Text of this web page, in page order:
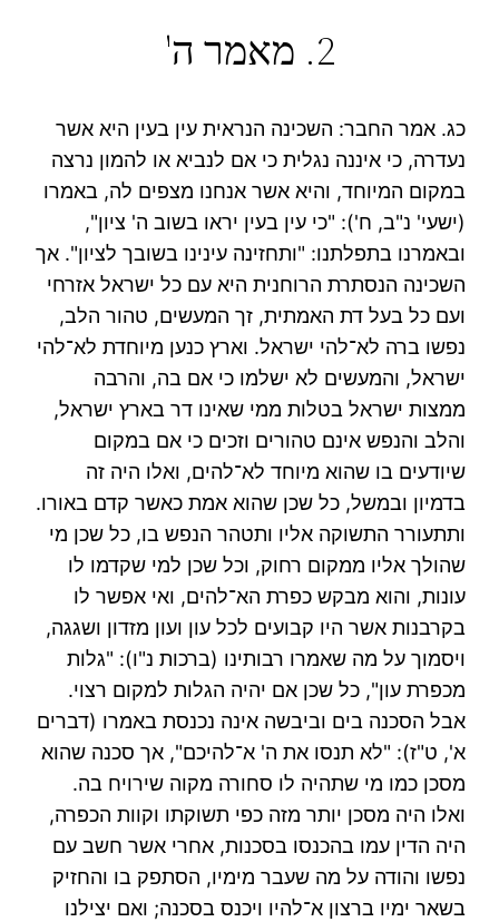
2. מאמר ה'
כג. אמר החבר: השכינה הנראית עין בעין היא אשר
נעדרה, כי איננה נגלית כי אם לנביא או להמון נרצה
במקום המיוחד, והיא אשר אנחנו מצפים לה, באמרו
(ישעי' נ"ב, ח'): "כי עין בעין יראו בשוב ה' ציון",
ובאמרנו בתפלתנו: "ותחזינה עינינו בשובך לציון". אך
השכינה הנסתרת הרוחנית היא עם כל ישראל אזרחי
ועם כל בעל דת האמתית, זך המעשים, טהור הלב,
נפשו ברה לא־להי ישראל. וארץ כנען מיוחדת לא־להי
ישראל, והמעשים לא ישלמו כי אם בה, והרבה
ממצות ישראל בטלות ממי שאינו דר בארץ ישראל,
והלב והנפש אינם טהורים וזכים כי אם במקום
שיודעים בו שהוא מיוחד לא־להים, ואלו היה זה
בדמיון ובמשל, כל שכן שהוא אמת כאשר קדם באורו.
ותתעורר התשוקה אליו ותטהר הנפש בו, כל שכן מי
שהולך אליו ממקום רחוק, וכל שכן למי שקדמו לו
עונות, והוא מבקש כפרת הא־להים, ואי אפשר לו
בקרבנות אשר היו קבועים לכל עון ועון מזדון ושגגה,
ויסמוך על מה שאמרו רבותינו (ברכות נ"ו): "גלות
מכפרת עון", כל שכן אם יהיה הגלות למקום רצוי.
אבל הסכנה בים וביבשה אינה נכנסת באמרו (דברים
א', ט"ז): "לא תנסו את ה' א־להיכם", אך סכנה שהוא
מסכן כמו מי שתהיה לו סחורה מקוה שירויח בה.
ואלו היה מסכן יותר מזה כפי תשוקתו וקוות הכפרה,
היה הדין עמו בהכנסו בסכנות, אחרי אשר חשב עם
נפשו והודה על מה שעבר מימיו, הסתפק בו והחזיק
בשאר ימיו ברצון א־להיו ויכנס בסכנה; ואם יצילנו